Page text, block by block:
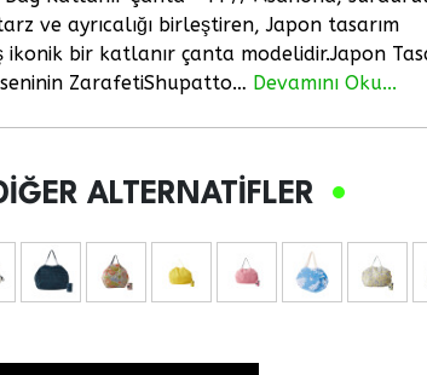
ve ayrıcalığı birleştiren, Japon tasarım
bir katlanır çanta modelidir.Japon
ZarafetiShupatto… Devamını Oku...
ALTERNATIFLER